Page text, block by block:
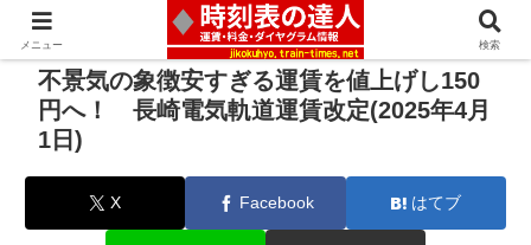
不景気の象徴安すぎる運賃を値上げし150
円へ！ 長崎電気軌道運賃改定(2025年4月
1日)
X Facebook はてブ
メニュー 検索